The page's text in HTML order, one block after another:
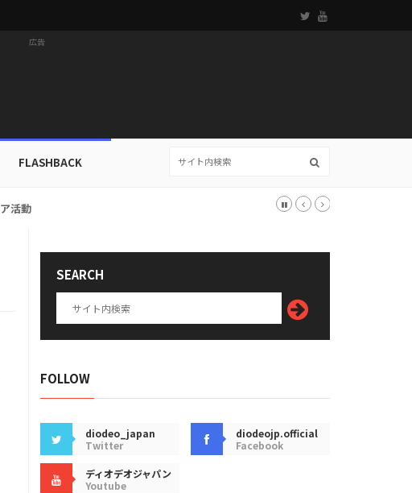
広告
FLASHBACK
SEARCH
FOLLOW
diodeo_japan
Twitter
diodeojp.official
Facebook
ディオデオジャパン
Youtube